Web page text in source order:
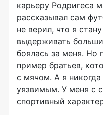
карьеру Родригеса
рассказывал сам
не верил, что я
выдерживать
боялась за меня. Но
пример братьев,
с мячом. А я никогда
уязвимым. У меня с
спортивный